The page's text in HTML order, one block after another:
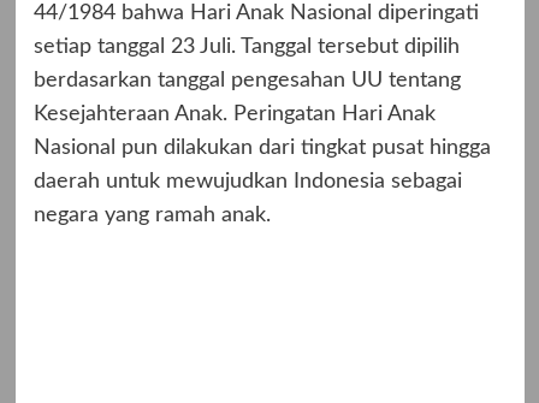
44/1984 bahwa Hari Anak Nasional diperingati
setiap tanggal 23 Juli. Tanggal tersebut dipilih
berdasarkan tanggal pengesahan UU tentang
Kesejahteraan Anak. Peringatan Hari Anak
Nasional pun dilakukan dari tingkat pusat hingga
daerah untuk mewujudkan Indonesia sebagai
negara yang ramah anak.